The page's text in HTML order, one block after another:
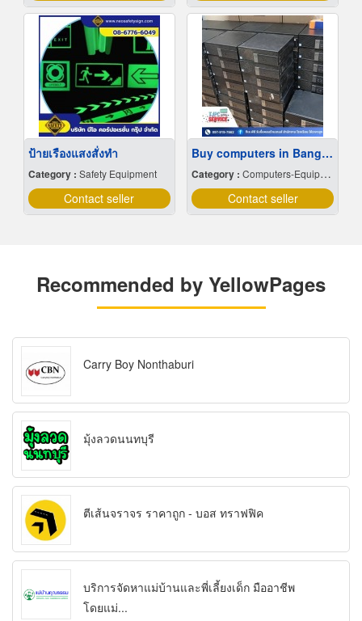
ป้ายเรืองแสงสั่งทำ
Category : Safety Equipment
Contact seller
Buy computers in Bangkok
Category : Computers-Equipment & Supplies
Contact seller
Recommended by YellowPages
Carry Boy Nonthaburi
มุ้งลวดนนทบุรี
ตีเส้นจราจร ราคาถูก - บอส ทราฟฟิค
บริการจัดหาแม่บ้านและพี่เลี้ยงเด็ก มืออาชีพ
โดยแม่...